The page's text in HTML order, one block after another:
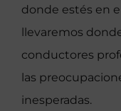
donde estés en
llevaremos
conductores
las
inesperadas.